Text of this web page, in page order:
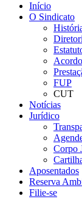
Início
O Sindicato
FUP
CUT
Notícias
Jurídico
Corpo
Aposentados
Reserva
Filie-se